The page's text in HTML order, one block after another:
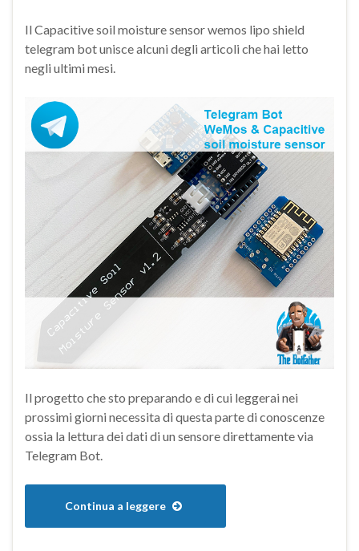
Il Capacitive soil moisture sensor wemos lipo shield
telegram bot unisce alcuni degli articoli che hai letto
negli ultimi mesi.
Il progetto che sto preparando e di cui leggerai nei
prossimi giorni necessita di questa parte di conoscenze
ossia la lettura dei dati di un sensore direttamente via
Telegram Bot.
Continua a leggere